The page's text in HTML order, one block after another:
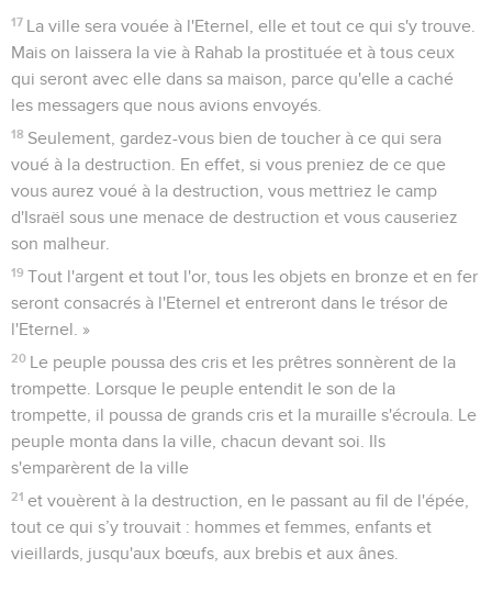
17 La ville sera vouée à l'Eternel, elle et tout ce qui s'y trouve.
Mais on laissera la vie à Rahab la prostituée et à tous ceux
qui seront avec elle dans sa maison, parce qu'elle a caché
les messagers que nous avions envoyés.
18 Seulement, gardez-vous bien de toucher à ce qui sera
voué à la destruction. En effet, si vous preniez de ce que
vous aurez voué à la destruction, vous mettriez le camp
d'Israël sous une menace de destruction et vous causeriez
son malheur.
19 Tout l'argent et tout l'or, tous les objets en bronze et en fer
seront consacrés à l'Eternel et entreront dans le trésor de
l'Eternel. »
20 Le peuple poussa des cris et les prêtres sonnèrent de la
trompette. Lorsque le peuple entendit le son de la
trompette, il poussa de grands cris et la muraille s'écroula. Le
peuple monta dans la ville, chacun devant soi. Ils
s'emparèrent de la ville
21 et vouèrent à la destruction, en le passant au fil de l'épée,
tout ce qui s’y trouvait : hommes et femmes, enfants et
vieillards, jusqu'aux bœufs, aux brebis et aux ânes.